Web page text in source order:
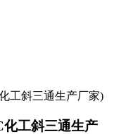
工斜三通生产厂家)
工斜三通生产